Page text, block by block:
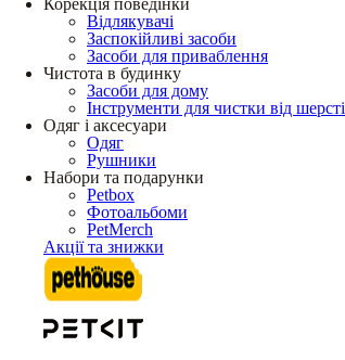
Корекція поведінки
Відлякувачі
Заспокійливі засоби
Засоби для приваблення
Чистота в будинку
Засоби для дому
Інструменти для чистки від шерсті
Одяг і аксесуари
Одяг
Рушники
Набори та подарунки
Petbox
Фотоальбоми
PetMerch
Акції та знижки